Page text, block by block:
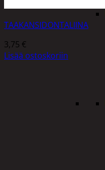
TAAKANSIDONTALIINA
3,75 €
Lisää ostoskoriin